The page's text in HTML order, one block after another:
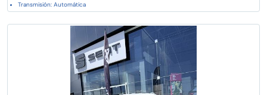
Transmisión: Automática